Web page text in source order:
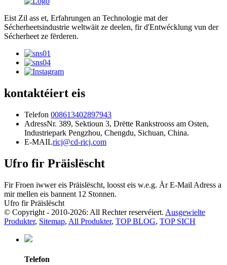
Eist Zil ass et, Erfahrungen an Technologie mat der
Sécherheetsindustrie weltwäit ze deelen, fir d'Entwécklung vun der
Sécherheet ze fërderen.
kontaktéiert eis
Telefon 008613402897943
AdressNr. 389, Sektioun 3, Drëtte Rankstrooss am Osten,
Industriepark Pengzhou, Chengdu, Sichuan, China.
E-MAILricj@cd-ricj.com
Ufro fir Präislëscht
Fir Froen iwwer eis Präislëscht, loosst eis w.e.g. Är E-Mail Adress a
mir mellen eis bannent 12 Stonnen.
Ufro fir Präislëscht
© Copyright - 2010-2026: All Rechter reservéiert. Ausgewielte
Produkter, Sitemap, All Produkter, TOP BLOG, TOP SICH
Telefon